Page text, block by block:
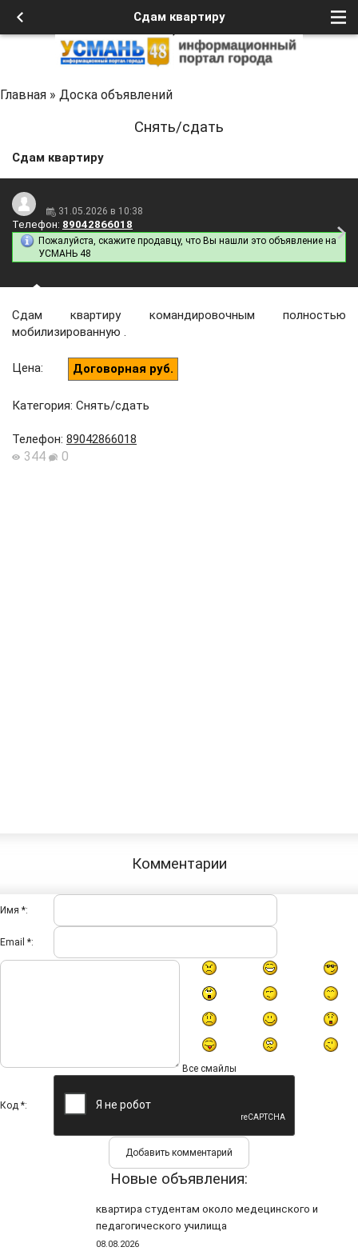
Сдам квартиру
Главная » Доска объявлений
Снять/сдать
Сдам квартиру
31.05.2026 в 10:38
Телефон: 89042866018
Пожалуйста, скажите продавцу, что Вы нашли это объявление на
УСМАНЬ 48
Сдам квартиру командировочным полностью
мобилизированную .
Цена: Договорная руб.
Категория: Снять/сдать
Телефон: 89042866018
344 0
Комментарии
Имя *:
Email *:
Все смайлы
Код *:
Новые объявления:
квартира студентам около медецинского и
педагогического училища
08.08.2026